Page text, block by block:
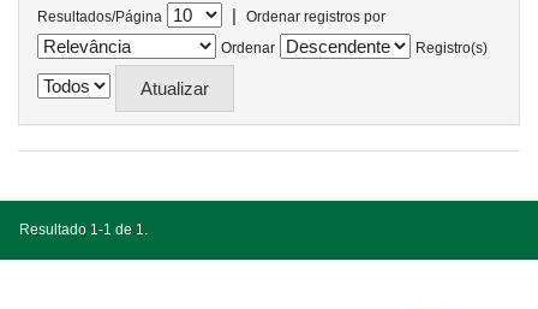
Resultados/Página |
Ordenar registros por
Ordenar
Registro(s)
Resultado 1-1 de 1.